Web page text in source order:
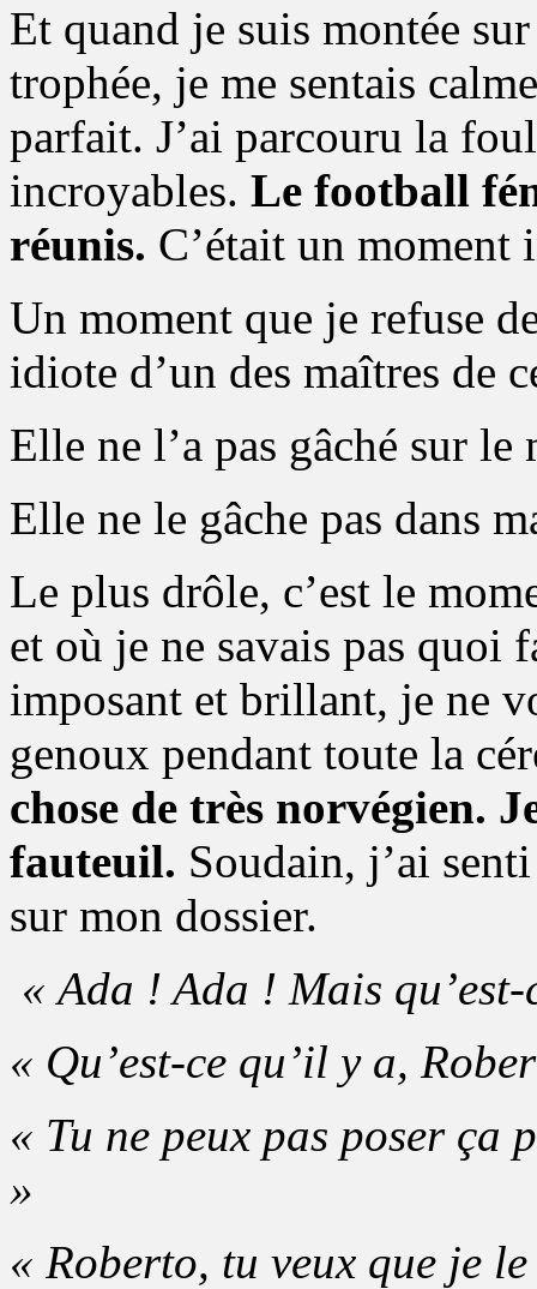
Et quand je suis montée
trophée, je me sentais
parfait. J’ai parcouru la
incroyables. Le football
réunis. C’était un
Un moment que je refuse
idiote d’un des maîtres de
Elle ne l’a pas gâché sur le
Elle ne le gâche pas dans
Le plus drôle, c’est le
et où je ne savais pas quoi
imposant et brillant, je ne
genoux pendant toute la
chose de très norvégien.
fauteuil. Soudain, j’ai
sur mon dossier.
« Ada ! Ada ! Mais
« Qu’est-ce qu’il y a,
« Tu ne peux pas poser ça
»
« Roberto, tu veux que je